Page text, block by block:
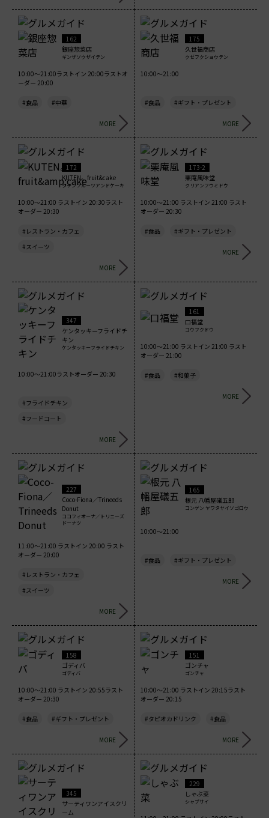
162
銀座惣菜店
ギンザソウザイテン
10:00～21:00ラストイン 20:00ラストオ
ーダー 20:00
#食品 #中華
MORE
175
久世福商店
クゼフクショウテン
10:00～21:00
#食品 #ギフト・プレゼント
MORE
172
KUTEN。fruit&cake
クテンフルーツアンドケーキ
10:00～21:00 ラストイン 20:30ラスト
オーダー 20:30
#レストラン・カフェ
#スイーツ
MORE
173-2
栗庵風味堂
クリアンフウミドウ
10:00～21:00 ラストイン 21:00 ラスト
オーダー 20:30
#食品 #ギフト・プレゼント
MORE
347
ケンタッキーフライドチ
キン
ケンタッキーフライドチキン
10:00～21:00ラストオーダー 20:30
#フライドチキン
#フードコート
MORE
161
口福堂
コウフクドウ
10:00～21:00 ラストイン 21:00 ラスト
オーダー 21:00
#食品 #和菓子
MORE
227
Coco-Fiona／Trineeds
Donut
ココフィオーナ／トリニーズ
ドーナツ
11:00～21:00 ラストイン 20:00 ラスト
オーダー 20:00
#レストラン・カフェ
#スイーツ
MORE
165
根元 八幡屋礒五郎
コンゲン ヤワタヤイソゴロウ
10:00～21:00
#食品 #ギフト・プレゼント
MORE
158
ゴディバ
ゴディバ
10:00～21:00 ラストイン 20:55ラスト
オーダー 20:30
#食品 #ギフト・プレゼント
MORE
151
ゴンチャ
ゴンチャ
10:00～21:00 ラストイン 20:15ラスト
オーダー 20:15
#タピオカドリンク #食品
MORE
345
サーティワンアイスクリ
ーム
229
しゃぶ菜
シャブサイ